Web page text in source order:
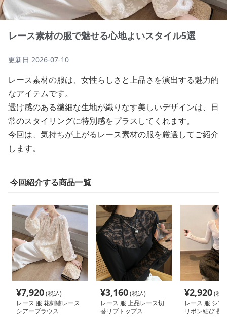
レース素材の服で魅せる心地よいスタイル5選
更新日 2026-07-10
レース素材の服は、女性らしさと上品さを演出する魅力的
なアイテムです。
透け感のある繊細な生地が織りなす美しいデザインは、日
常のスタイリングに特別感をプラスしてくれます。
今回は、気持ちが上がるレース素材の服を厳選してご紹介
します。
今回紹介する商品一覧
¥7,920(税込)
レース 服 花刺繍レース
シアーブラウス
¥3,160(税込)
レース 服 上品レース切
替リブトップス
¥2,920(税
レース 服 シア
リボン結び 長